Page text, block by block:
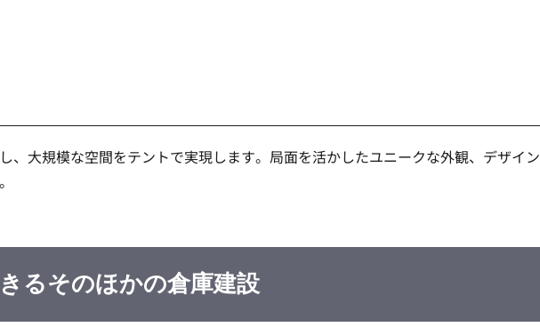
、大規模な空間をテントで実現します。局面を活かしたユニークな外観、デザイン
るそのほかの倉庫建設